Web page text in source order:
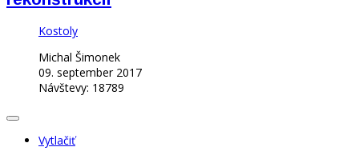
Kostoly
Michal Šimonek
09. september 2017
Návštevy: 18789
Vytlačiť